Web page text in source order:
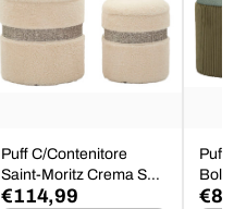
Puff C/Contenitore
Saint-Moritz Crema Set
2 Pz Ø 40X47-32X38
€114,99
Puff
Ø